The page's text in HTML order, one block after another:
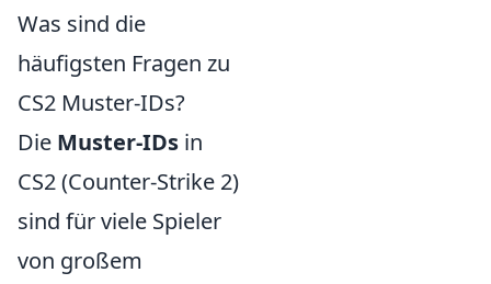
Was sind die
häufigsten Fragen zu
CS2 Muster-IDs?
Die Muster-IDs in
CS2 (Counter-Strike 2)
sind für viele Spieler
von großem